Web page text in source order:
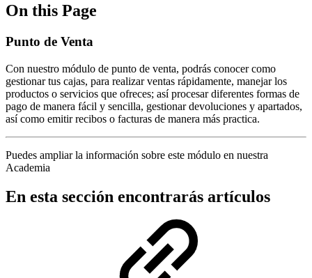
On this Page
Punto de Venta
Con nuestro módulo de punto de venta, podrás conocer como
gestionar tus cajas, para realizar ventas rápidamente, manejar los
productos o servicios que ofreces; así procesar diferentes formas de
pago de manera fácil y sencilla, gestionar devoluciones y apartados,
así como emitir recibos o facturas de manera más practica.
Puedes ampliar la información sobre este módulo en nuestra
Academia
En esta sección encontrarás artículos